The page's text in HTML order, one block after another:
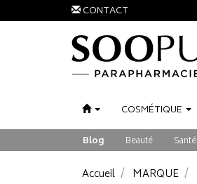
CONTACT
COSMÉTIQUE
Blog Beauté Santé
Accueil MARQUE